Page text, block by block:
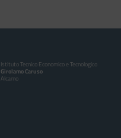
Istituto Tecnico Economico e Tecnologico
Girolamo Caruso
Alcamo